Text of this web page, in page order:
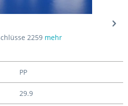
2259 mehr
PP
29.9